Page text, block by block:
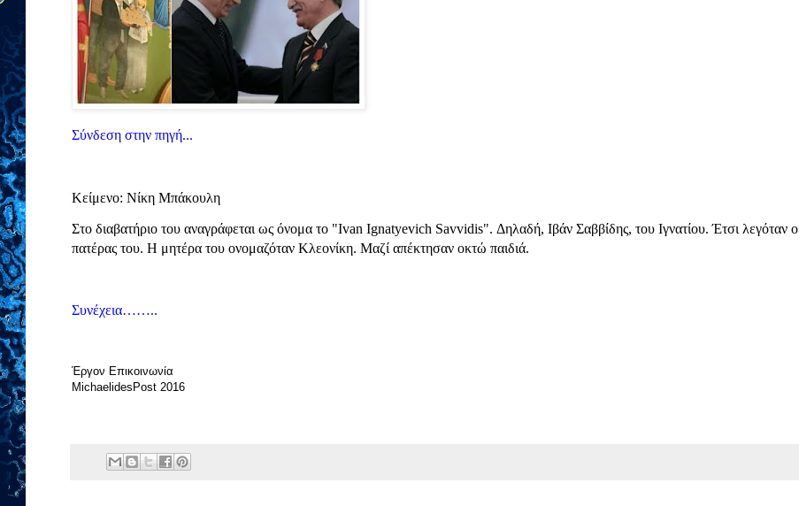
Σύνδεση στην πηγή...
Κείμενο: Νίκη Μπάκουλη
Στο διαβατήριο του αναγράφεται ως όνομα το "Ivan Ignatyevich Savvidis". Δηλαδή, Ιβάν Σαββίδης, του Ιγνατίου. Έτσι λεγόταν ο
πατέρας του. Η μητέρα του ονομαζόταν Κλεονίκη. Μαζί απέκτησαν οκτώ παιδιά.
Συνέχεια……..
Έργον Επικοινωνία
MichaelidesPost 2016